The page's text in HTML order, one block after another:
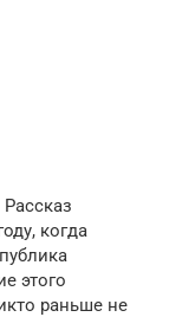
когда
этого
раньше не